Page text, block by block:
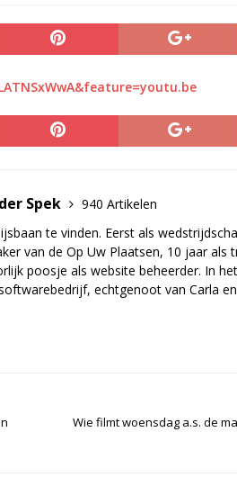
Spek
940 Artikelen
te vinden. Eerst als
van de Op Uw Plaatsen, 10 jaar als
poosje als website beheerder. In
echtgenoot van Carla
Wie filmt woensdag a.s. de